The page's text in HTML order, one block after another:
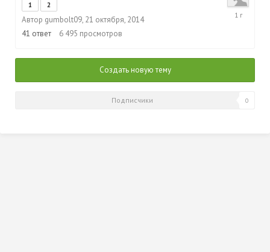
1 2
Автор gumbolt09, 21 октября, 2014
41 ответ 6 495 просмотров
26
Создать новую тему
Подписчики 0